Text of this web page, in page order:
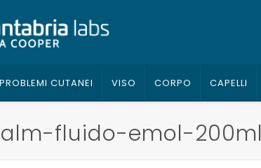
PROBLEMI CUTANEI VISO CORPO CAPELLI
fluido-emol-200ml